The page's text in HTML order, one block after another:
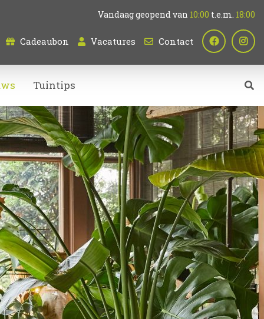
Vandaag geopend van 10:00 t.e.m. 18:00
Cadeaubon Vacatures Contact
Tuintips